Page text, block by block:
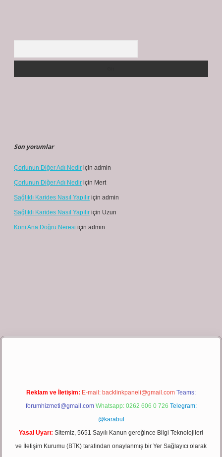
Son yorumlar
Çorlunun Diğer Adı Nedir için admin
Çorlunun Diğer Adı Nedir için Mert
Sağlıklı Karides Nasıl Yapılır için admin
Sağlıklı Karides Nasıl Yapılır için Uzun
Koni Ana Doğru Neresi için admin
giriş
Reklam ve İletişim: E-mail: backlinkpaneli@gmail.com Teams:
forumhizmeti@gmail.com Whatsapp: 0262 606 0 726 Telegram:
@karabul
Yasal Uyarı: Sitemiz, 5651 Sayılı Kanun gereğince Bilgi Teknolojileri
ve İletişim Kurumu (BTK) tarafından onaylanmış bir Yer Sağlayıcı olarak